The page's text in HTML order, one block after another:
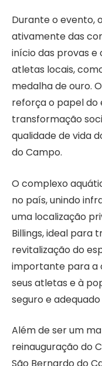
Durante o evento,
ativamente das
início das provas e
atletas locais,
medalha de ouro.
reforça o papel
transformação
qualidade de vida
do Campo.
O complexo
no país, unindo
uma localização
Billings, ideal para
revitalização do
importante para a
seus atletas e à
seguro e
Além de ser um
reinauguração do